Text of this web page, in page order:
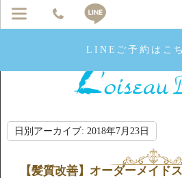
LINEご予約はこ
日別アーカイブ: 2018年7月23日
【髪質改善】オーダーメイド